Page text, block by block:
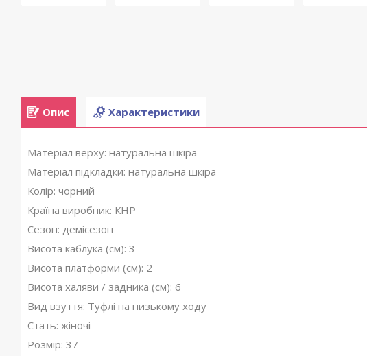
Опис Характеристики
Матеріал верху: натуральна шкіра
Матеріал підкладки: натуральна шкіра
Колір: чорний
Країна виробник: КНР
Сезон: демісезон
Висота каблука (см): 3
Висота платформи (см): 2
Висота халяви / задника (см): 6
Вид взуття: Туфлі на низькому ходу
Стать: жіночі
Розмір: 37